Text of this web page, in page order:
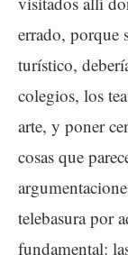
errado, porque
turístico,
colegios, los
arte, y poner
cosas que
telebasura por
fundamental: